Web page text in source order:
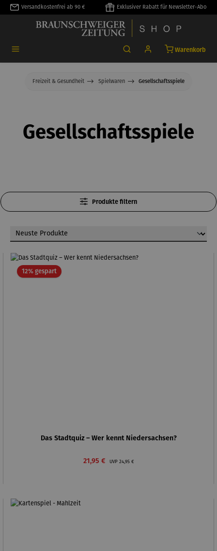
springen
Versandkostenfrei ab 90 € Exklusiver Rabatt für Newsletter-Abo
Warenkorb
Freizeit & Gesundheit Spielwaren Gesellschaftsspiele
Gesellschaftsspiele
Produkte filtern
12% gespartRabatt
Das Stadtquiz – Wer kennt Niedersachsen?
Verkaufspreis:
21,95 € UVP Regulärer Preis:
24,95 €